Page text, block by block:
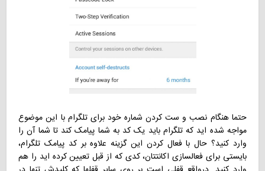
حتما هنگام نصب و ست کردن شماره خود برای تلگرام با این موضوع
مواجه شده اید که تلگرام باید یک کد به شما پیامک کند تا شما آن را
وارد کنید؟ حال با فعال کردن این گزینه علاوه بر کد پیامک تلگرام،
بایستی برای فعالسازی اکانتتان، کدی که از قبل تعیین کرده اید را هم